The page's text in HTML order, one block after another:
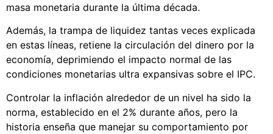
masa monetaria durante la última década.
Además, la trampa de liquidez tantas veces explicada
en estas líneas, retiene la circulación del dinero por la
economía, deprimiendo el impacto normal de las
condiciones monetarias ultra expansivas sobre el IPC.
Controlar la inflación alrededor de un nivel ha sido la
norma, establecido en el 2% durante años, pero la
historia enseña que manejar su comportamiento por